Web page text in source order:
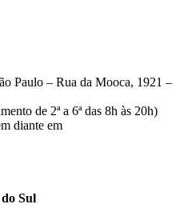
Paulo – Rua da Mooca, 1921 –
de 2ª a 6ª das 8h às 20h)
diante em
Sul